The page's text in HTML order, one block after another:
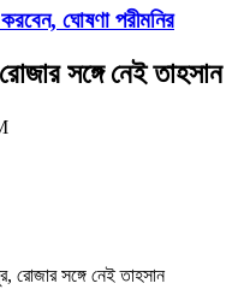
ঘোষণা পরীমনির
সঙ্গে নেই তাহসান
রোজার সঙ্গে নেই তাহসান